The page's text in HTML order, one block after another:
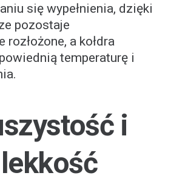
się wypełnienia, dzięki
pozostaje
a kołdra
temperaturę i
i
lekkość